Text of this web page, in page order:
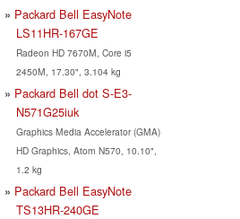
Packard Bell EasyNote
LS11HR-167GE
Radeon HD 7670M, Core i5
2450M, 17.30", 3.104 kg
Packard Bell dot S-E3-
N571G25iuk
Graphics Media Accelerator (GMA)
HD Graphics, Atom N570, 10.10",
1.2 kg
Packard Bell EasyNote
TS13HR-240GE